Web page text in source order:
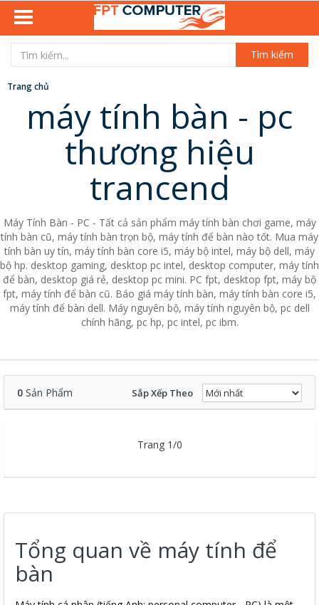
Tìm kiếm
Trang chủ
máy tính bàn - pc
thương hiệu
trancend
Máy Tính Bàn - PC - Tất cả sản phẩm máy tính bàn chơi game, máy
tính bàn cũ, máy tính bàn trọn bộ, máy tính để bàn nào tốt. Mua máy
tính bàn uy tín, máy tính bàn core i5, máy bộ intel, máy bộ dell, máy
bộ hp. desktop gaming, desktop pc intel, desktop computer, máy tính
để bàn, desktop giá rẻ, desktop pc mini. PC fpt, desktop fpt, máy bộ
fpt, máy tính để bàn cũ. Báo giá máy tính bàn, máy tính bàn core i5,
máy tính để bàn dell. Máy nguyên bộ, máy tính nguyên bộ, pc dell
chính hãng, pc hp, pc intel, pc ibm.
0 Sản Phẩm Sắp Xếp Theo
Trang 1/0
Tổng quan về máy tính để
bàn